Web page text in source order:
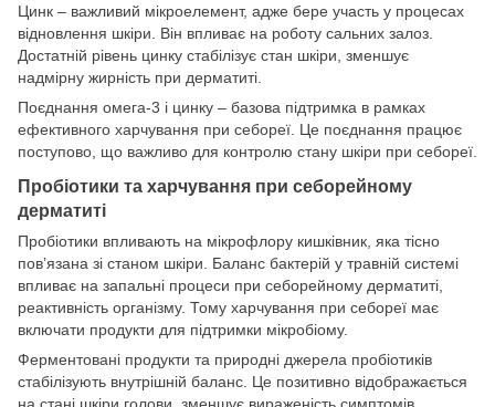
Цинк – важливий мікроелемент, адже бере участь у процесах
відновлення шкіри. Він впливає на роботу сальних залоз.
Достатній рівень цинку стабілізує стан шкіри, зменшує
надмірну жирність при дерматиті.
Поєднання омега-3 і цинку – базова підтримка в рамках
ефективного харчування при себореї. Це поєднання працює
поступово, що важливо для контролю стану шкіри при себореї.
Пробіотики та харчування при себорейному
дерматиті
Пробіотики впливають на мікрофлору кишківник, яка тісно
пов’язана зі станом шкіри. Баланс бактерій у травній системі
впливає на запальні процеси при себорейному дерматиті,
реактивність організму. Тому харчування при себореї має
включати продукти для підтримки мікробіому.
Ферментовані продукти та природні джерела пробіотиків
стабілізують внутрішній баланс. Це позитивно відображається
на стані шкіри голови, зменшує вираженість симптомів